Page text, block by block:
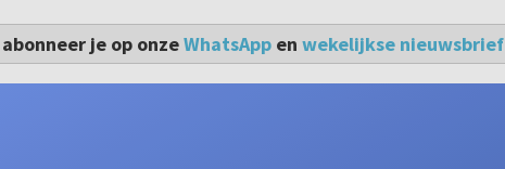
je op onzeWhatsAppen wekelijkse nieuwsbrief